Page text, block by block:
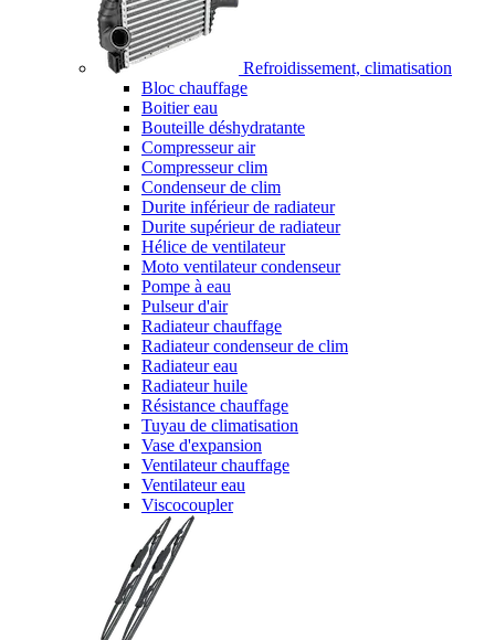
Refroidissement, climatisation
Bloc chauffage
Boitier eau
Bouteille déshydratante
Compresseur air
Compresseur clim
Condenseur de clim
Durite inférieur de radiateur
Durite supérieur de radiateur
Hélice de ventilateur
Moto ventilateur condenseur
Pompe à eau
Pulseur d'air
Radiateur chauffage
Radiateur condenseur de clim
Radiateur eau
Radiateur huile
Résistance chauffage
Tuyau de climatisation
Vase d'expansion
Ventilateur chauffage
Ventilateur eau
Viscocoupler